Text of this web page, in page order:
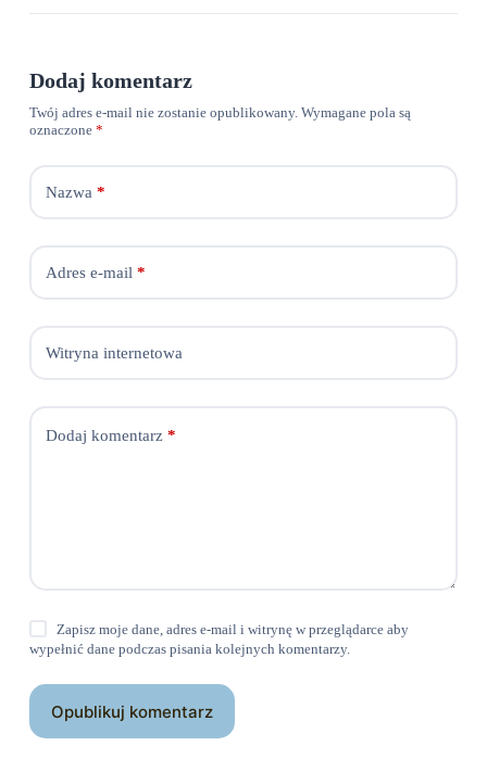
Dodaj komentarz
Twój adres e-mail nie zostanie opublikowany. Wymagane pola są
oznaczone *
Nazwa *
Adres e-mail *
Witryna internetowa
Dodaj komentarz*
Zapisz moje dane, adres e-mail i witrynę w przeglądarce aby
wypełnić dane podczas pisania kolejnych komentarzy.
Opublikuj komentarz